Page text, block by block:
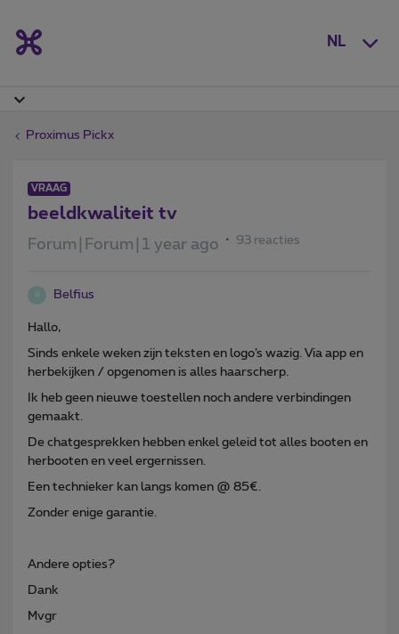
NL
Proximus Pickx
VRAAG
beeldkwaliteit tv
Forum|Forum|1 year ago 93 reacties
B Belfius
Hallo,
Sinds enkele weken zijn teksten en logo’s wazig. Via app en
herbekijken / opgenomen is alles haarscherp.
Ik heb geen nieuwe toestellen noch andere verbindingen
gemaakt.
De chatgesprekken hebben enkel geleid tot alles booten en
herbooten en veel ergernissen.
Een technieker kan langs komen @ 85€.
Zonder enige garantie.
Andere opties?
Dank
Mvgr